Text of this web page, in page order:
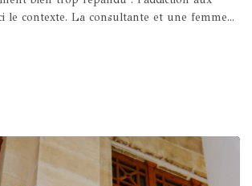
le contexte. La consultante et une femme...